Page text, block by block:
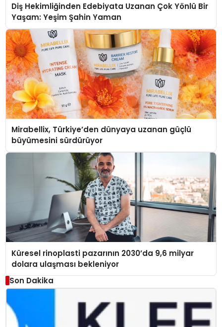
Diş Hekimliğinden Edebiyata Uzanan Çok Yönlü Bir
Yaşam: Yeşim Şahin Yaman
Mirabellix, Türkiye’den dünyaya uzanan güçlü
büyümesini sürdürüyor
Küresel rinoplasti pazarının 2030’da 9,6 milyar
dolara ulaşması bekleniyor
Son Dakika